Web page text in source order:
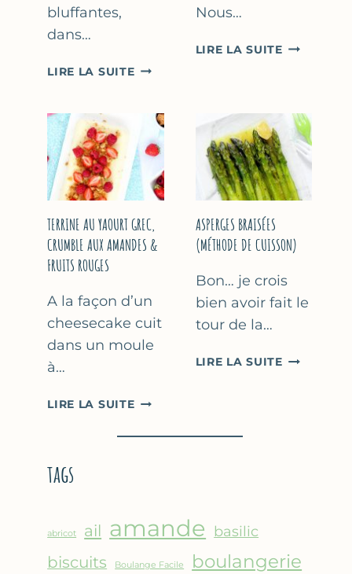
bluffantes,
dans…
LIRE LA SUITECRÈMES
FRAISE
YAOURT
GREC
Nous…
LIRE LA SUITERECETTES
TERRINE AU YAOURT GREC,
CRUMBLE AUX AMANDES &
FRUITS ROUGES
A la façon d’un
cheesecake cuit
dans un moule
à…
LIRE LA SUITETERRINE
YAOURT
&
ROUGES
ASPERGES BRAISÉES
(MÉTHODE DE CUISSON)
Bon… je crois
bien avoir fait le
tour de la…
LIRE LA SUITEASPERGES
tags
abricot ail amande basilic
biscuits Boulange Facile boulangerie